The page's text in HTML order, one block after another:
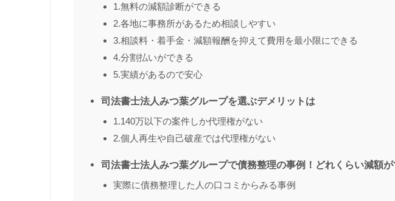
1.無料の減額診断ができる
2.各地に事務所があるため相談しやすい
3.相談料・着手金・減額報酬を抑えて費用を最小限にできる
4.分割払いができる
5.実績があるので安心
司法書士法人みつ葉グループを選ぶデメリットは
1.140万以下の案件しか代理権がない
2.個人再生や自己破産では代理権がない
司法書士法人みつ葉グループで債務整理の事例！どれくらい減額
実際に債務整理した人の口コミからみる事例